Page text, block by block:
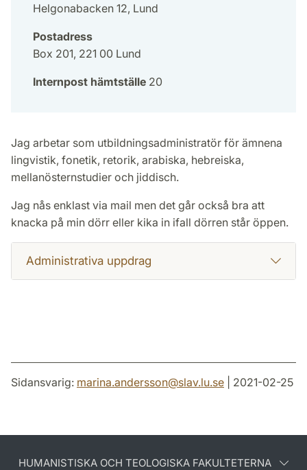
Helgonabacken 12, Lund
Postadress
Box 201, 221 00 Lund
Internpost hämtställe 20
Jag arbetar som utbildningsadministratör för ämnena
lingvistik, fonetik, retorik, arabiska, hebreiska,
mellanösternstudier och jiddisch.
Jag nås enklast via mail men det går också bra att
knacka på min dörr eller kika in ifall dörren står öppen.
Administrativa uppdrag
Sidansvarig: marina.andersson@slav.lu.se | 2021-02-25
HUMANISTISKA OCH TEOLOGISKA FAKULTETERNA